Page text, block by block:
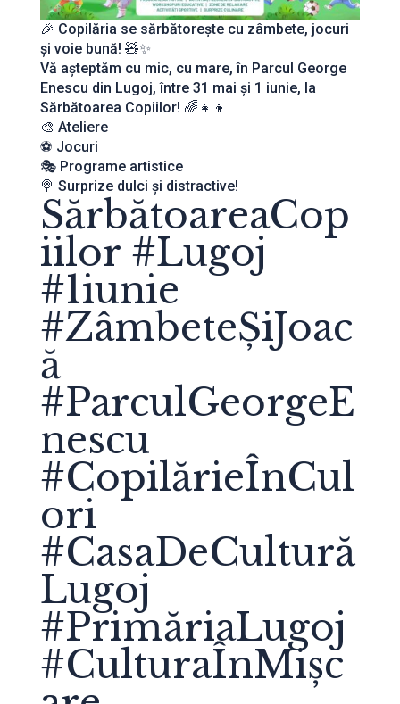
🎉 Copilăria se sărbătorește cu zâmbete, jocuri
și voie bună! 🧸✨
Vă așteptăm cu mic, cu mare, în Parcul George
Enescu din Lugoj, între 31 mai și 1 iunie, la
Sărbătoarea Copiilor! 🌈👧👦
🎨 Ateliere
⚽ Jocuri
🎭 Programe artistice
🍭 Surprize dulci și distractive!
SărbătoareaCop
iilor #Lugoj
#1iunie
#ZâmbeteȘiJoac
ă
#ParculGeorgeE
nescu
#CopilărieÎnCul
ori
#CasaDeCultură
Lugoj
#PrimăriaLugoj
#CulturaÎnMișc